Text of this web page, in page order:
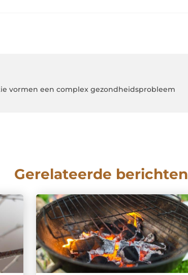
vormen een complex gezondheidsprobleem
Gerelateerde berichten